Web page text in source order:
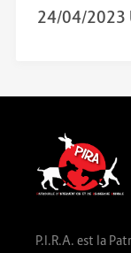
24/04/2023
P.I.R.A. est la